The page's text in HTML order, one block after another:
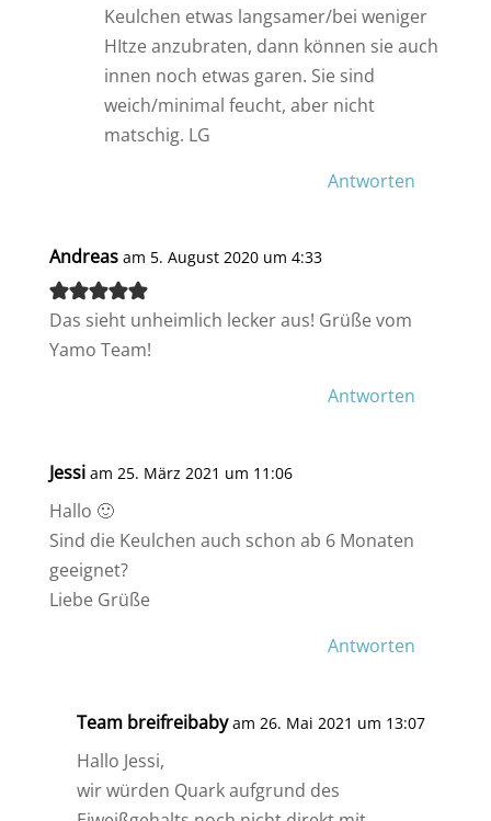
Keulchen etwas langsamer/bei weniger
HItze anzubraten, dann können sie auch
innen noch etwas garen. Sie sind
weich/minimal feucht, aber nicht
matschig. LG
Antworten
Andreas am 5. August 2020 um 4:33
Das sieht unheimlich lecker aus! Grüße vom
Yamo Team!
Antworten
Jessi am 25. März 2021 um 11:06
Hallo 🙂
Sind die Keulchen auch schon ab 6 Monaten
geeignet?
Liebe Grüße
Antworten
Team breifreibaby am 26. Mai 2021 um 13:07
Hallo Jessi,
wir würden Quark aufgrund des